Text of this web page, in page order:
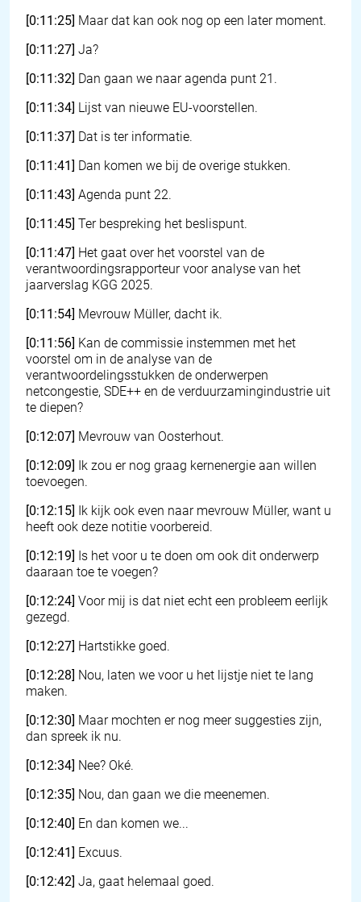
[0:11:25] Maar dat kan ook nog op een later moment.
[0:11:27] Ja?
[0:11:32] Dan gaan we naar agenda punt 21.
[0:11:34] Lijst van nieuwe EU-voorstellen.
[0:11:37] Dat is ter informatie.
[0:11:41] Dan komen we bij de overige stukken.
[0:11:43] Agenda punt 22.
[0:11:45] Ter bespreking het beslispunt.
[0:11:47] Het gaat over het voorstel van de
verantwoordingsrapporteur voor analyse van het
jaarverslag KGG 2025.
[0:11:54] Mevrouw Müller, dacht ik.
[0:11:56] Kan de commissie instemmen met het
voorstel om in de analyse van de
verantwoordelingsstukken de onderwerpen
netcongestie, SDE++ en de verduurzamingindustrie uit
te diepen?
[0:12:07] Mevrouw van Oosterhout.
[0:12:09] Ik zou er nog graag kernenergie aan willen
toevoegen.
[0:12:15] Ik kijk ook even naar mevrouw Müller, want u
heeft ook deze notitie voorbereid.
[0:12:19] Is het voor u te doen om ook dit onderwerp
daaraan toe te voegen?
[0:12:24] Voor mij is dat niet echt een probleem eerlijk
gezegd.
[0:12:27] Hartstikke goed.
[0:12:28] Nou, laten we voor u het lijstje niet te lang
maken.
[0:12:30] Maar mochten er nog meer suggesties zijn,
dan spreek ik nu.
[0:12:34] Nee? Oké.
[0:12:35] Nou, dan gaan we die meenemen.
[0:12:40] En dan komen we...
[0:12:41] Excuus.
[0:12:42] Ja, gaat helemaal goed.